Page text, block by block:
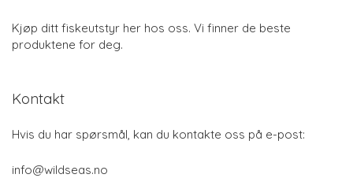
Kjøp ditt fiskeutstyr her hos oss. Vi finner de beste
produktene for deg.
Kontakt
Hvis du har spørsmål, kan du kontakte oss på e-post:
info@wildseas.no